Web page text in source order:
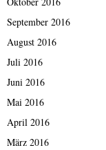
September 2016
August 2016
Juli 2016
Juni 2016
Mai 2016
April 2016
März 2016